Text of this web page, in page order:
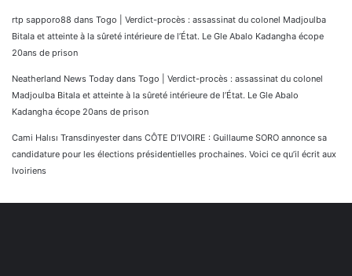
rtp sapporo88 dans Togo | Verdict-procès : assassinat du colonel Madjoulba
Bitala et atteinte à la sûreté intérieure de l’État. Le Gle Abalo Kadangha écope
20ans de prison
Neatherland News Today dans Togo | Verdict-procès : assassinat du colonel
Madjoulba Bitala et atteinte à la sûreté intérieure de l’État. Le Gle Abalo
Kadangha écope 20ans de prison
Cami Halısı Transdinyester dans CÔTE D’IVOIRE : Guillaume SORO annonce sa
candidature pour les élections présidentielles prochaines. Voici ce qu’il écrit aux
Ivoiriens